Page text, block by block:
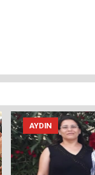
AYDIN